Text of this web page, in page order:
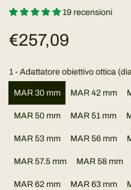
19 recensioni
P
r
e
z
z
€257,09
1 - Adattatore obiettivo ottica
MAR 30 mm MAR 42 mm
MAR 50 mm MAR 51 mm
MAR 53 mm MAR 56 mm
MAR 57.5 mm MAR 58 mm
MAR 62 mm MAR 63 mm